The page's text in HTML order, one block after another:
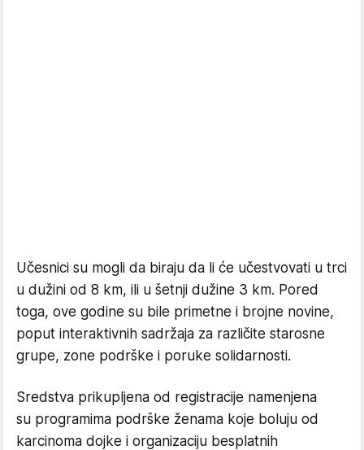
Učesnici su mogli da biraju da li će učestvovati u trci
u dužini od 8 km, ili u šetnji dužine 3 km. Pored
toga, ove godine su bile primetne i brojne novine,
poput interaktivnih sadržaja za različite starosne
grupe, zone podrške i poruke solidarnosti.
Sredstva prikupljena od registracije namenjena
su programima podrške ženama koje boluju od
karcinoma dojke i organizaciju besplatnih